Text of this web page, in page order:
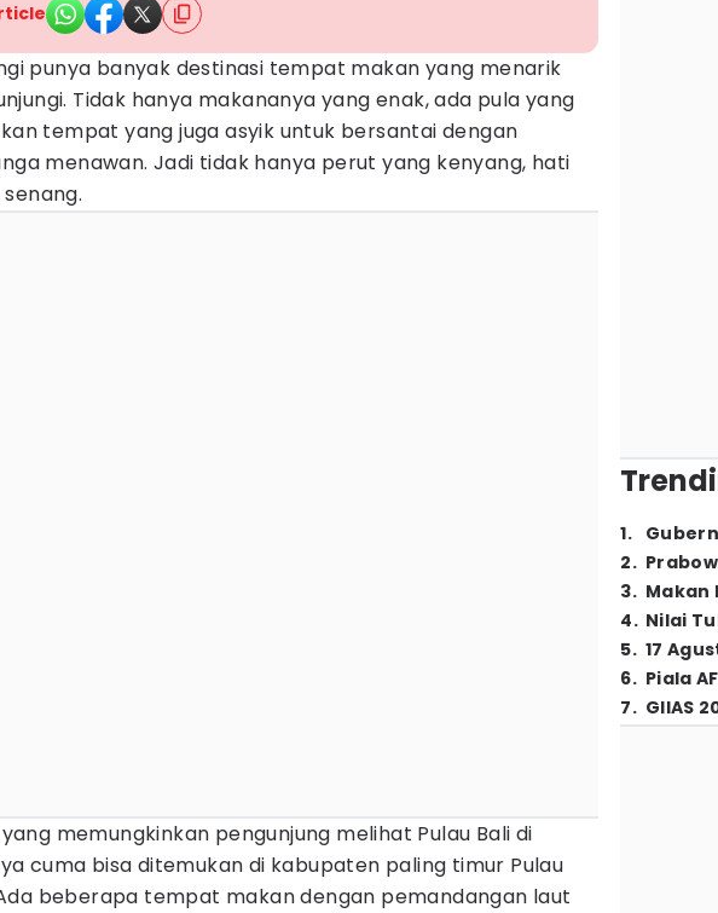
punya banyak destinasi tempat makan yang menarik
Tidak hanya makananya yang enak, ada pula yang
tempat yang juga asyik untuk bersantai dengan
menawan. Jadi tidak hanya perut yang kenyang, hati
memungkinkan pengunjung melihat Pulau Bali di
cuma bisa ditemukan di kabupaten paling timur Pulau
beberapa tempat makan dengan pemandangan laut
1.
2.
3. Makan
4. Nilai
5. 17
6. Piala
7. GIIAS